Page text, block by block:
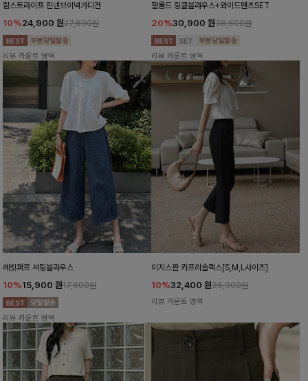
함스트라이프 린넨브이넥가디건
10%24,900 원27,600원
리뷰 카운트 영역
팔롬드 링클블라우스+와이드팬츠SET
20%30,900 원38,600원
리뷰 카운트 영역
레킷퍼프 셔링블라우스
10%15,900 원17,600원
리뷰 카운트 영역
이지스판 카프리슬랙스[S,M,L사이즈]
10%32,400 원35,900원
리뷰 카운트 영역